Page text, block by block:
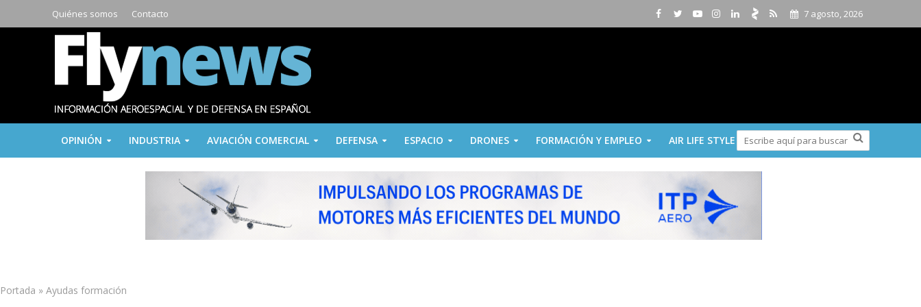
Quiénes somos Contacto 7 agosto, 2026
OPINIÓN INDUSTRIA AVIACIÓN COMERCIAL DEFENSA ESPACIO DRONES FORMACIÓN Y EMPLEO AIR LIFE STYLE
Portada » Ayudas formación